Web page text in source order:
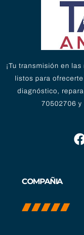
¡Tu transmisión en
listos para
diagnóstico,
70502706 y
COMPAÑIA